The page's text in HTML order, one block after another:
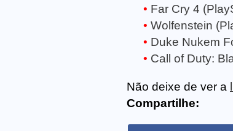
Far Cry 4
Wolfenstein
Duke Nukem
Call of Duty:
Não deixe de ver a
Compartilhe: